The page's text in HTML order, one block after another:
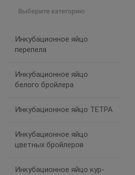
Выберите категорию
Инкубационное яйцо
перепела
Инкубационное яйцо
белого бройлера
Инкубационное яйцо ТЕТРА
Инкубационное яйцо
цветных бройлеров
Инкубационное яйцо кур-